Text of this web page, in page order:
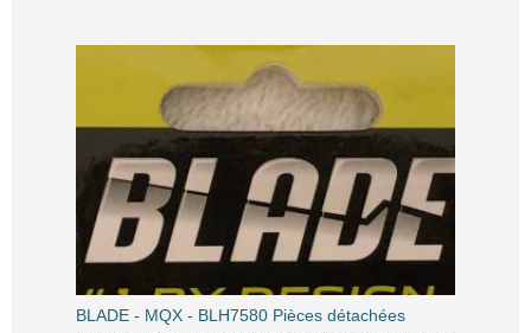
BLADE - MQX - BLH7580 Pièces détachées